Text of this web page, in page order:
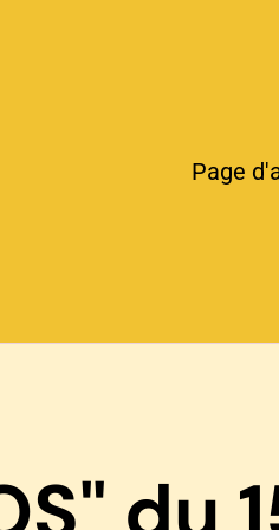
Page